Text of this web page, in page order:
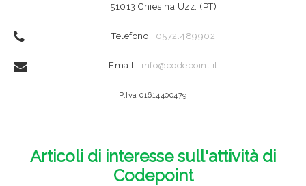
51013 Chiesina Uzz. (PT)
Telefono : 0572.489902
Email : info@codepoint.it
P.Iva 01614400479
Articoli di interesse sull'attività di
Codepoint